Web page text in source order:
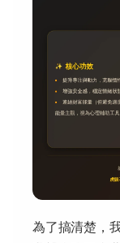
為了搞清楚，